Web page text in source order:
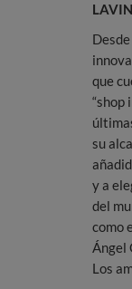
que
“shop
su
y a
del
como
Ángel
Los